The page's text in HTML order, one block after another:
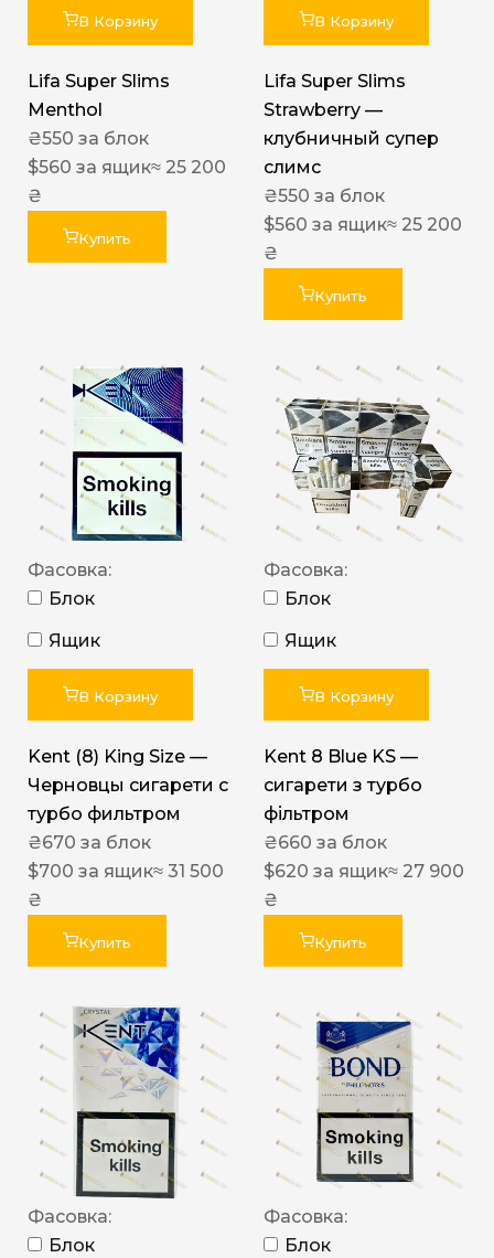
В Корзину
Lifa Super Slims
Menthol
₴550 за блок
$560 за ящик≈ 25 200
₴
Купить
В Корзину
Lifa Super Slims
Strawberry —
клубничный супер
слимс
₴550 за блок
$560 за ящик≈ 25 200
₴
Купить
Фасовка:
Блок
Ящик
В Корзину
Kent (8) King Size —
Черновцы сигарети с
турбо фильтром
₴670 за блок
$700 за ящик≈ 31 500
₴
Купить
Фасовка:
Блок
Ящик
В Корзину
Kent 8 Blue KS —
сигарети з турбо
фільтром
₴660 за блок
$620 за ящик≈ 27 900
₴
Купить
Фасовка:
Блок
Фасовка:
Блок